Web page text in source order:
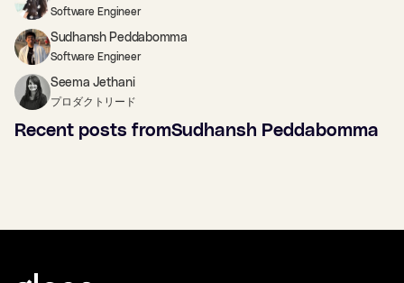
Recent posts fromSudhansh Peddabomma
Software Engineer
Sudhansh Peddabomma
Software Engineer
Seema Jethani
プロダクトリード